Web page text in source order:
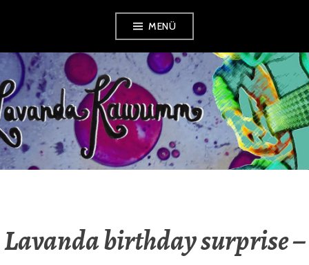
springen
MENÜ
LAVANDA
KAWUMM
Lavanda birthday surprise –